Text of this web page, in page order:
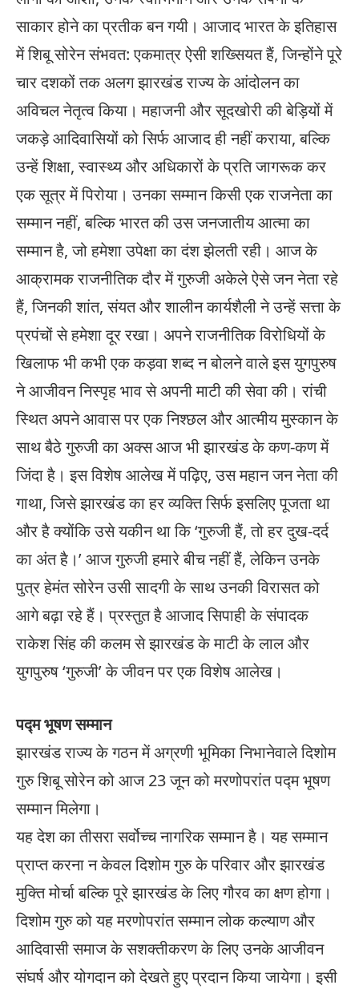
साकार होने का प्रतीक बन गयी। आजाद भारत के इतिहास
में शिबू सोरेन संभवत: एकमात्र ऐसी शख्सियत हैं, जिन्होंने पूरे
चार दशकों तक अलग झारखंड राज्य के आंदोलन का
अविचल नेतृत्व किया। महाजनी और सूदखोरी की बेड़ियों में
जकड़े आदिवासियों को सिर्फ आजाद ही नहीं कराया, बल्कि
उन्हें शिक्षा, स्वास्थ्य और अधिकारों के प्रति जागरूक कर
एक सूत्र में पिरोया। उनका सम्मान किसी एक राजनेता का
सम्मान नहीं, बल्कि भारत की उस जनजातीय आत्मा का
सम्मान है, जो हमेशा उपेक्षा का दंश झेलती रही। आज के
आक्रामक राजनीतिक दौर में गुरुजी अकेले ऐसे जन नेता रहे
हैं, जिनकी शांत, संयत और शालीन कार्यशैली ने उन्हें सत्ता के
प्रपंचों से हमेशा दूर रखा। अपने राजनीतिक विरोधियों के
खिलाफ भी कभी एक कड़वा शब्द न बोलने वाले इस युगपुरुष
ने आजीवन निस्पृह भाव से अपनी माटी की सेवा की। रांची
स्थित अपने आवास पर एक निश्छल और आत्मीय मुस्कान के
साथ बैठे गुरुजी का अक्स आज भी झारखंड के कण-कण में
जिंदा है। इस विशेष आलेख में पढ़िए, उस महान जन नेता की
गाथा, जिसे झारखंड का हर व्यक्ति सिर्फ इसलिए पूजता था
और है क्योंकि उसे यकीन था कि ‘गुरुजी हैं, तो हर दुख-दर्द
का अंत है।’ आज गुरुजी हमारे बीच नहीं हैं, लेकिन उनके
पुत्र हेमंत सोरेन उसी सादगी के साथ उनकी विरासत को
आगे बढ़ा रहे हैं। प्रस्तुत है आजाद सिपाही के संपादक
राकेश सिंह की कलम से झारखंड के माटी के लाल और
युगपुरुष ‘गुरुजी’ के जीवन पर एक विशेष आलेख।
पद्म भूषण सम्मान
झारखंड राज्य के गठन में अग्रणी भूमिका निभानेवाले दिशोम
गुरु शिबू सोरेन को आज 23 जून को मरणोपरांत पद्म भूषण
सम्मान मिलेगा।
यह देश का तीसरा सर्वोच्च नागरिक सम्मान है। यह सम्मान
प्राप्त करना न केवल दिशोम गुरु के परिवार और झारखंड
मुक्ति मोर्चा बल्कि पूरे झारखंड के लिए गौरव का क्षण होगा।
दिशोम गुरु को यह मरणोपरांत सम्मान लोक कल्याण और
आदिवासी समाज के सशक्तीकरण के लिए उनके आजीवन
संघर्ष और योगदान को देखते हुए प्रदान किया जायेगा। इसी